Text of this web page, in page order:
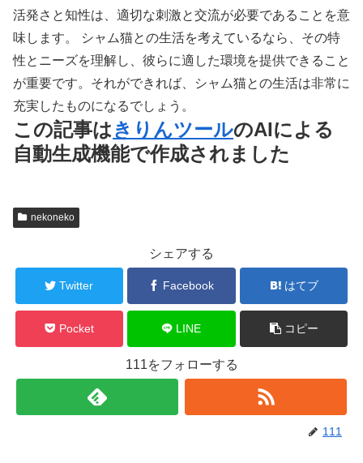
活発さと知性は、適切な刺激と交流が必要であることを意
味します。 シャム猫との生活を考えているなら、その特
性とニーズを理解し、彼らに適した環境を提供できること
が重要です。それができれば、シャム猫との生活は非常に
充実したものになるでしょう。
この記事はきりんツールのAIによる
自動生成機能で作成されました
nekoneko
シェアする
Twitter Facebook はてブ
Pocket LINE コピー
111をフォローする
111